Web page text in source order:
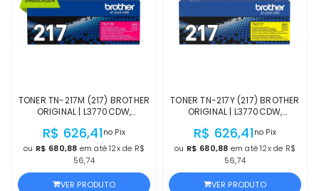
TONER TN-217M (217) BROTHER
ORIGINAL | L3770CDW,
L3270CDW, L3230CDW, HL-
L3210CW MAGENTA | PRODUTO
OFICIAL COM NF E
PROCEDÊNCIA
R$ 626,41no Pix
ou R$ 680,88 em até 12x de R$
56,74
VER PRODUTO
TONER TN-217Y (217) BROTHER
ORIGINAL | L3770CDW,
L3270CDW, L3230CDW, HL-
L3210CW AMARELO | PRODUTO
OFICIAL COM NF E
PROCEDÊNCIA
R$ 626,41no Pix
ou R$ 680,88 em até 12x de R$
56,74
VER PRODUTO